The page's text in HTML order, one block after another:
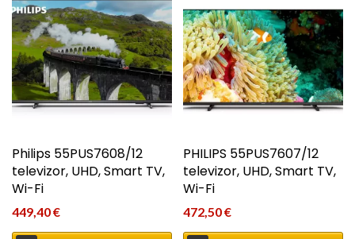
Philips 55PUS7608/12
televizor, UHD, Smart TV,
Wi-Fi
449,40€
PHILIPS 55PUS7607/12
televizor, UHD, Smart TV,
Wi-Fi
472,50€